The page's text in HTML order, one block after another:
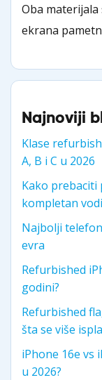
Oba
ekrana
Najnoviji
Klase
A, B i C u 2026
Kako prebaciti
kompletan
Najbolji
evra
Refurbished
godini?
Refurbished
šta se više
iPhone 16e vs
u 2026?